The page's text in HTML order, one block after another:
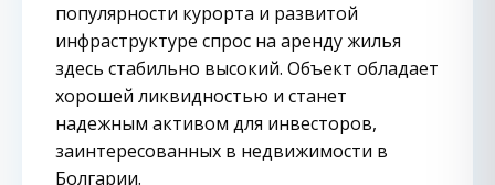
популярности курорта и развитой
инфраструктуре спрос на аренду жилья
здесь стабильно высокий. Объект обладает
хорошей ликвидностью и станет
надежным активом для инвесторов,
заинтересованных в недвижимости в
Болгарии.